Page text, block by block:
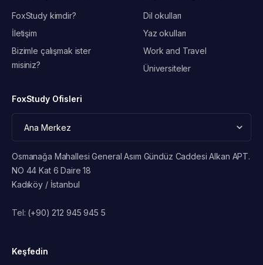
FoxStudy kimdir?
İletişim
Bizimle çalışmak ister
misiniz?
Dil okulları
Yaz okulları
Work and Travel
Üniversiteler
FoxStudy Ofisleri
Osmanağa Mahallesi General Asım Gündüz Caddesi Alkan APT.
NO 44 Kat 6 Daire 18
Kadıköy / İstanbul
Tel: (+90) 212 945 945 5
Keşfedin